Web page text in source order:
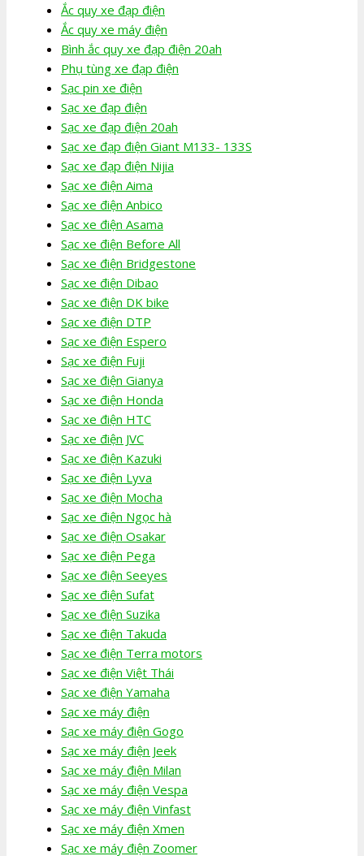
Ắc quy xe đạp điện
Ắc quy xe máy điện
Bình ắc quy xe đạp điện 20ah
Phụ tùng xe đạp điện
Sạc pin xe điện
Sạc xe đạp điện
Sạc xe đạp điện 20ah
Sạc xe đạp điện Giant M133- 133S
Sạc xe đạp điện Nijia
Sạc xe điện Aima
Sạc xe điện Anbico
Sạc xe điện Asama
Sạc xe điện Before All
Sạc xe điện Bridgestone
Sạc xe điện Dibao
Sạc xe điện DK bike
Sạc xe điện DTP
Sạc xe điện Espero
Sạc xe điện Fuji
Sạc xe điện Gianya
Sạc xe điện Honda
Sạc xe điện HTC
Sạc xe điện JVC
Sạc xe điện Kazuki
Sạc xe điện Lyva
Sạc xe điện Mocha
Sạc xe điện Ngọc hà
Sạc xe điện Osakar
Sạc xe điện Pega
Sạc xe điện Seeyes
Sạc xe điện Sufat
Sạc xe điện Suzika
Sạc xe điện Takuda
Sạc xe điện Terra motors
Sạc xe điện Việt Thái
Sạc xe điện Yamaha
Sạc xe máy điện
Sạc xe máy điện Gogo
Sạc xe máy điện Jeek
Sạc xe máy điện Milan
Sạc xe máy điện Vespa
Sạc xe máy điện Vinfast
Sạc xe máy điện Xmen
Sạc xe máy điện Zoomer